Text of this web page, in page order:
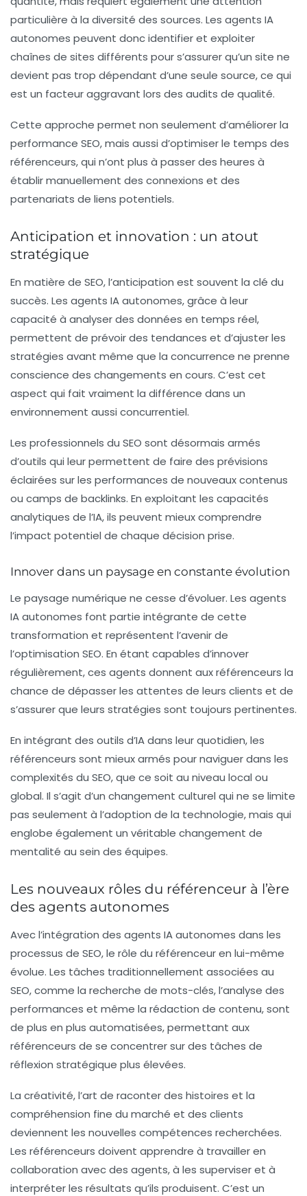
particulière à la diversité des sources. Les agents IA
autonomes peuvent donc identifier et exploiter
chaînes de sites différents pour s’assurer qu’un site ne
devient pas trop dépendant d’une seule source, ce qui
est un facteur aggravant lors des audits de qualité.
Cette approche permet non seulement d’améliorer la
performance SEO, mais aussi d’optimiser le temps des
référenceurs, qui n’ont plus à passer des heures à
établir manuellement des connexions et des
partenariats de liens potentiels.
Anticipation et innovation : un atout
stratégique
En matière de SEO, l’anticipation est souvent la clé du
succès. Les agents IA autonomes, grâce à leur
capacité à analyser des données en temps réel,
permettent de prévoir des tendances et d’ajuster les
stratégies avant même que la concurrence ne prenne
conscience des changements en cours. C’est cet
aspect qui fait vraiment la différence dans un
environnement aussi concurrentiel.
Les professionnels du SEO sont désormais armés
d’outils qui leur permettent de faire des prévisions
éclairées sur les performances de nouveaux contenus
ou camps de backlinks. En exploitant les capacités
analytiques de l’IA, ils peuvent mieux comprendre
l’impact potentiel de chaque décision prise.
Innover dans un paysage en constante évolution
Le paysage numérique ne cesse d’évoluer. Les agents
IA autonomes font partie intégrante de cette
transformation et représentent l’avenir de
l’optimisation SEO. En étant capables d’innover
régulièrement, ces agents donnent aux référenceurs la
chance de dépasser les attentes de leurs clients et de
s’assurer que leurs stratégies sont toujours pertinentes.
En intégrant des outils d’IA dans leur quotidien, les
référenceurs sont mieux armés pour naviguer dans les
complexités du SEO, que ce soit au niveau local ou
global. Il s’agit d’un changement culturel qui ne se limite
pas seulement à l’adoption de la technologie, mais qui
englobe également un véritable changement de
mentalité au sein des équipes.
Les nouveaux rôles du référenceur à l’ère
des agents autonomes
Avec l’intégration des agents IA autonomes dans les
processus de SEO, le rôle du référenceur en lui-même
évolue. Les tâches traditionnellement associées au
SEO, comme la recherche de mots-clés, l’analyse des
performances et même la rédaction de contenu, sont
de plus en plus automatisées, permettant aux
référenceurs de se concentrer sur des tâches de
réflexion stratégique plus élevées.
La créativité, l’art de raconter des histoires et la
compréhension fine du marché et des clients
deviennent les nouvelles compétences recherchées.
Les référenceurs doivent apprendre à travailler en
collaboration avec des agents, à les superviser et à
interpréter les résultats qu’ils produisent. C’est un